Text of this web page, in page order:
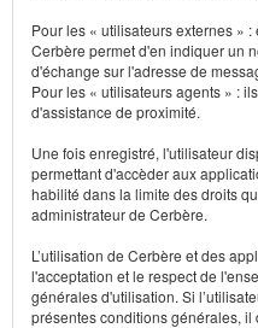
Pour les « utilisateurs externes »
Cerbère permet d'en indiquer un
d'échange sur l'adresse de
Pour les « utilisateurs agents » :
d'assistance de proximité.
Une fois enregistré, l'utilisateur
permettant d'accèder aux
habilité dans la limite des droits
administrateur de Cerbère.
L’utilisation de Cerbère et des
l'acceptation et le respect de
générales d'utilisation. Si
présentes conditions générales, il